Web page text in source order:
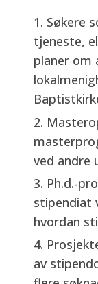
Søkere
tjeneste,
planer om
ved andre
Ph.d.-
stipendiat
hvordan
av